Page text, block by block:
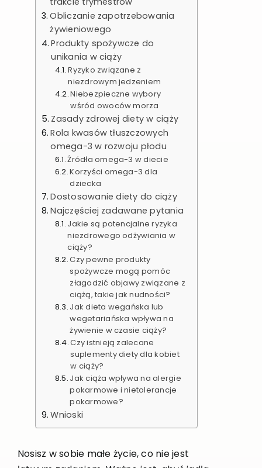
Obliczanie zapotrzebowania
żywieniowego
Produkty spożywcze do
unikania w ciąży
Ryzyko związane z
niezdrowym jedzeniem
Niebezpieczne wybory
wśród owoców morza
Zasady zdrowej diety w ciąży
Rola kwasów tłuszczowych
omega-3 w rozwoju płodu
Źródła omega-3 w diecie
Korzyści omega-3 dla
dziecka
Dostosowanie diety do ciąży
Najczęściej zadawane pytania
Jakie są potencjalne ryzyka
niezdrowego odżywiania w
ciąży?
Czy pewne produkty
spożywcze mogą pomóc
złagodzić objawy związane z
ciążą, takie jak nudności?
Jak dieta wegańska lub
wegetariańska wpływa na
żywienie w czasie ciąży?
Czy istnieją zalecane
suplementy diety dla kobiet
w ciąży?
Jak ciąża wpływa na alergie
pokarmowe i nietolerancje
pokarmowe?
Wnioski
Nosisz w sobie małe życie, co nie jest